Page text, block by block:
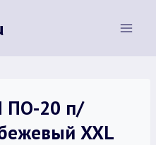
ПО-20 п/
XXL